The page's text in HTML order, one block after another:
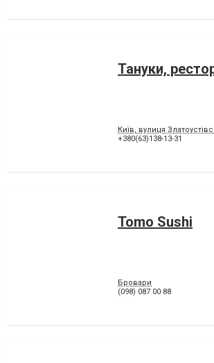
Тануки,
Київ, вулиця
+380(63)138-13-31
Tomo Sushi
Бровари
(098) 087 00 88